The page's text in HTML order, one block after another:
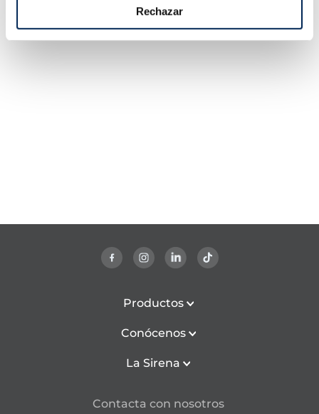
Rechazar
Productos
Conócenos
La Sirena
Contacta con nosotros